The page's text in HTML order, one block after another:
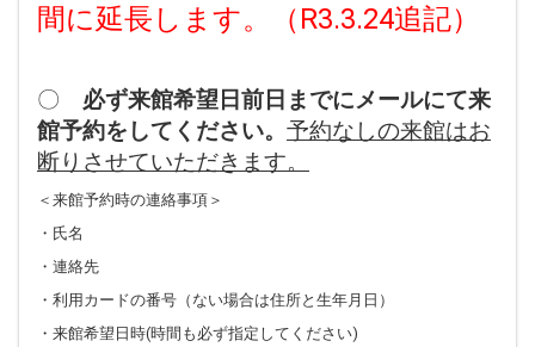
間に延長します。（R3.3.24追記）
〇 必ず来館希望日前日までにメールにて来
館予約をしてください。 予約なしの来館はお
断りさせていただきます。
＜来館予約時の連絡事項＞
・氏名
・連絡先
・利用カードの番号（ない場合は住所と生年月日）
・来館希望日時(時間も必ず指定してください)